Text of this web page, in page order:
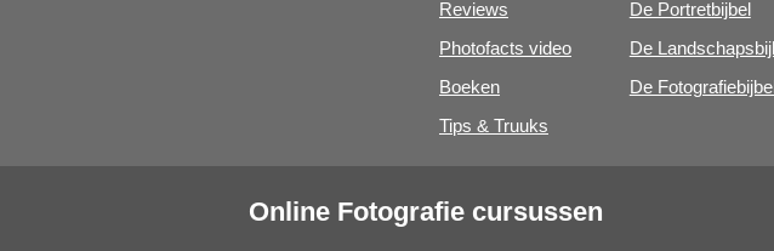
Reviews
Photofacts video
Boeken
Tips & Truuks
De Portretbijbel
De
De
Online Fotografie cursussen